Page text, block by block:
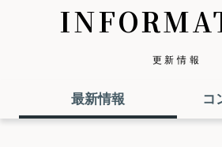
更新情報
最新情報 コ